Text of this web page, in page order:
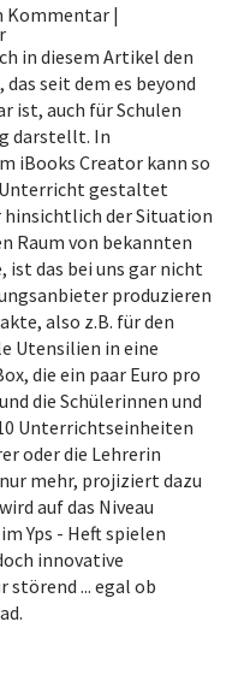
Kommentar |
in diesem Artikel den
das seit dem es beyond
ist, auch für Schulen
darstellt. In
iBooks Creator kann so
gestaltet
hinsichtlich der Situation
Raum von bekannten
ist das bei uns gar nicht
produzieren
also z.B. für den
Utensilien in eine
die ein paar Euro pro
die Schülerinnen und
Unterrichtseinheiten
oder die Lehrerin
mehr, projiziert dazu
auf das Niveau
Yps - Heft spielen
innovative
störend ... egal ob